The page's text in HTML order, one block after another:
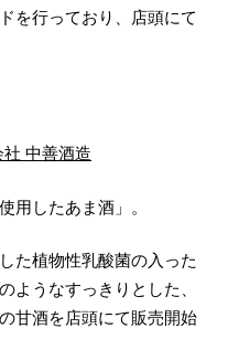
を行っており、店頭にて
中善酒造
用したあま酒」。
た植物性乳酸菌の入った
ようなすっきりとした、
甘酒を店頭にて販売開始